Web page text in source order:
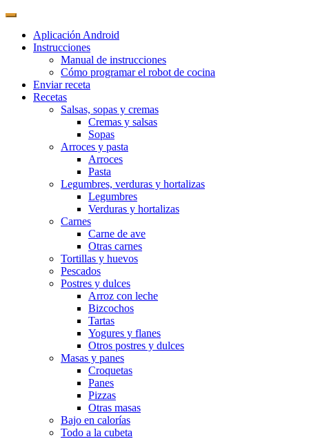
Aplicación Android
Instrucciones
Manual de instrucciones
Cómo programar el robot de cocina
Enviar receta
Recetas
Salsas, sopas y cremas
Cremas y salsas
Sopas
Arroces y pasta
Arroces
Pasta
Legumbres, verduras y hortalizas
Legumbres
Verduras y hortalizas
Carnes
Carne de ave
Otras carnes
Tortillas y huevos
Pescados
Postres y dulces
Arroz con leche
Bizcochos
Tartas
Yogures y flanes
Otros postres y dulces
Masas y panes
Croquetas
Panes
Pizzas
Otras masas
Bajo en calorías
Todo a la cubeta